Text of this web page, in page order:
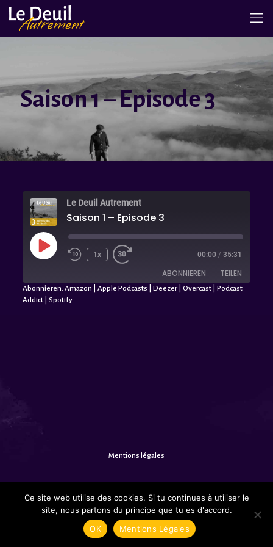
Saison 1 – Episode 3
Le Deuil Autrement
Saison 1 – Episode 3
Play
Episode
1x 00:00 / 35:31
ABONNIEREN TEILEN
TEILEN
Abonnieren: Amazon Apple Podcasts Deezer| Overcast| Podcast
Addict| Spotify
Mentions légales
Ce site web utilise des cookies. Si tu continues à utiliser le
site, nous partons du principe que tu es d'accord.
OK
Mentions Légales